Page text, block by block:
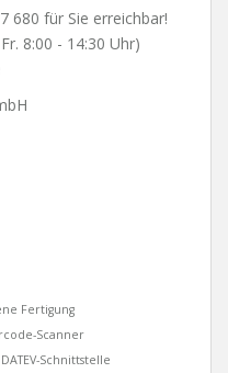
680 für Sie erreichbar!
8:00 - 14:30 Uhr)
Fertigung
Scanner
DATEV-Schnittstelle